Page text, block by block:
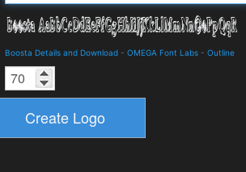
Boosta Details and Download - OMEGA Font Labs - Outline